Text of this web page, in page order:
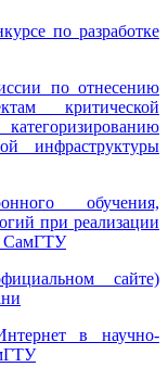
по разработке
по отнесению
критической
инфраструктуры
обучения,
при реализации
СамГТУ
сайте)
в научно-